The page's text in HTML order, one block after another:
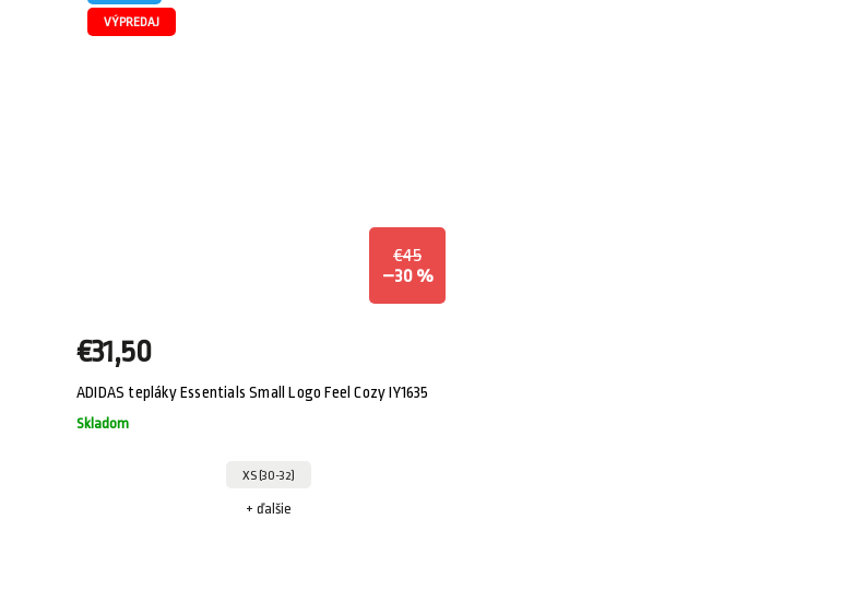
VÝPREDAJ
€45
–30 %
ADIDAS tepláky Essentials Small Logo Feel Cozy IY1635
Skladom
€31,50
XS (30-32)
+ ďalšie